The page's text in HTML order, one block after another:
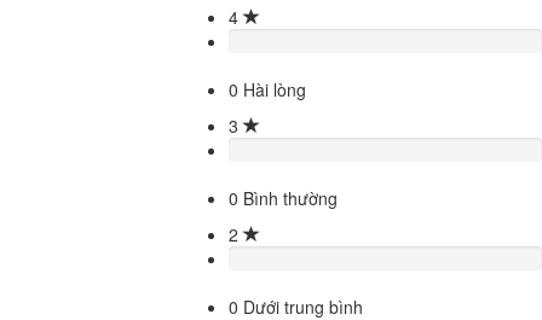
4
0 Hài lòng
3
0 Bình thường
2
0 Dưới trung bình